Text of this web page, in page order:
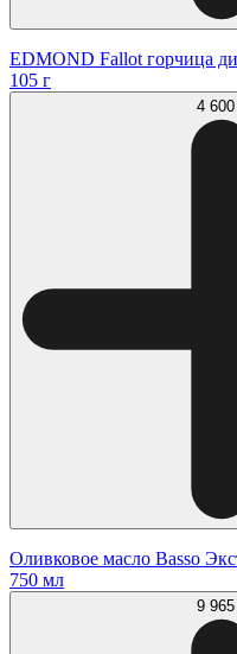
EDMOND Fallot горчица
105 г
4 600
Оливковое масло Basso
750 мл
9 965